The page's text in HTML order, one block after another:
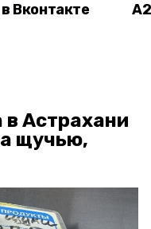
Вконтакте
в Астрахани
щучью,